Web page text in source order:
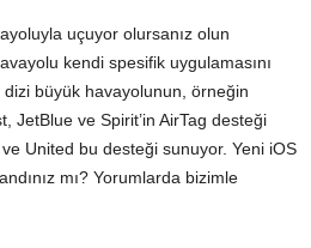
uçuyor olursanız olun
kendi spesifik uygulamasını
dizi büyük havayolunun, örneğin
JetBlue ve Spirit’in AirTag desteği
United bu desteği sunuyor. Yeni iOS
mı? Yorumlarda bizimle